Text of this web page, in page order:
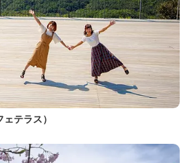
テラス）